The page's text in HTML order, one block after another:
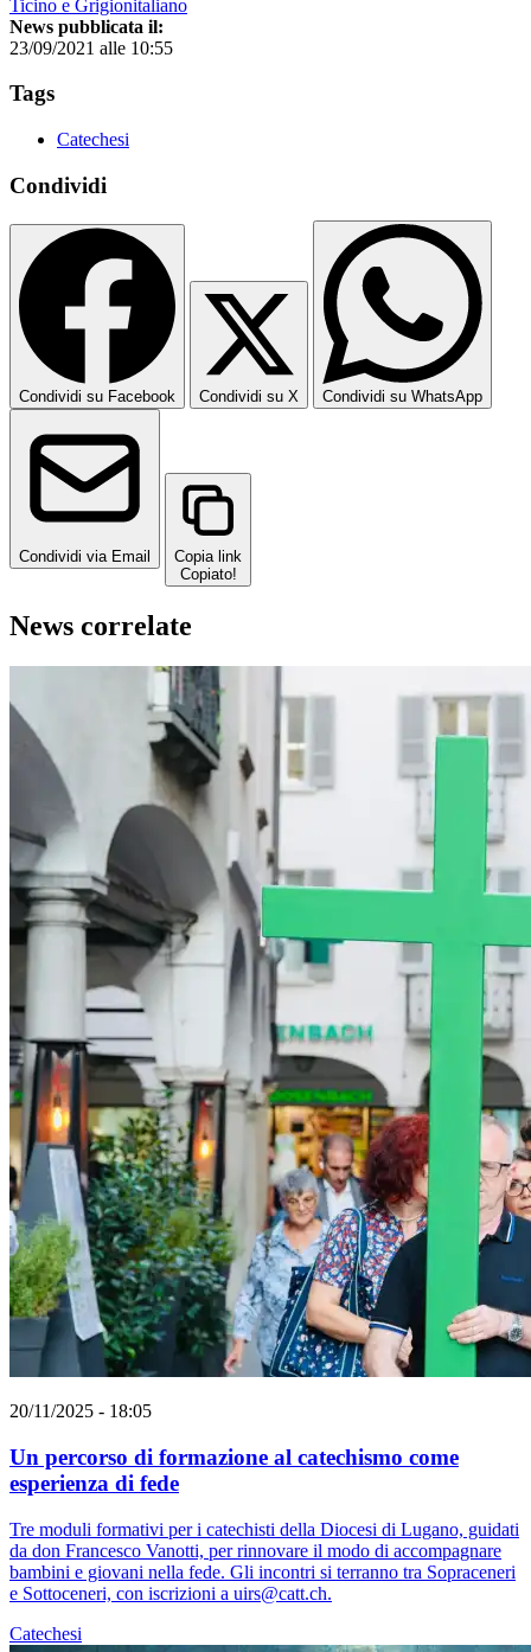
Ticino e Grigionitaliano
News pubblicata il:
23/09/2021 alle 10:55
Tags
Catechesi
Condividi
Condividi su Facebook Condividi su X Condividi su WhatsApp
Condividi via Email
Copia link
Copiato!
News correlate
20/11/2025 - 18:05
Un percorso di formazione al catechismo come
esperienza di fede
Tre moduli formativi per i catechisti della Diocesi di Lugano, guidati
da don Francesco Vanotti, per rinnovare il modo di accompagnare
bambini e giovani nella fede. Gli incontri si terranno tra Sopraceneri
e Sottoceneri, con iscrizioni a uirs@catt.ch.
Catechesi